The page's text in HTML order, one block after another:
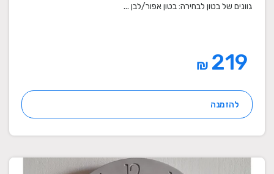
גוונים של בטון לבחירה: בטון אפור/לבן ...
₪
להזמנה